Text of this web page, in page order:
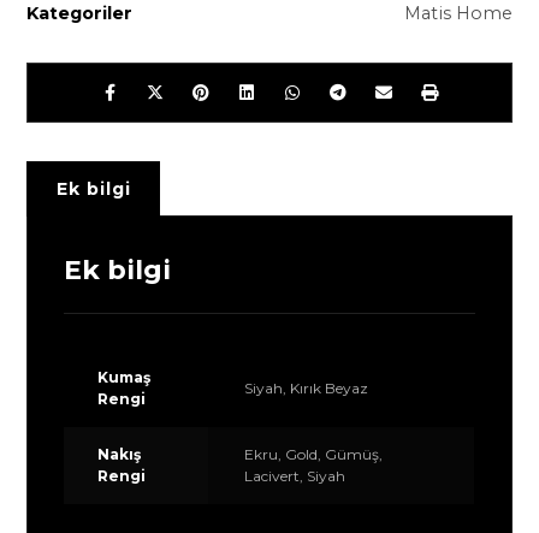
Kategoriler
Matis Home
Ek bilgi
Ek bilgi
Kumaş
Rengi
Siyah, Kırık Beyaz
Nakış
Rengi
Ekru, Gold, Gümüş,
Lacivert, Siyah